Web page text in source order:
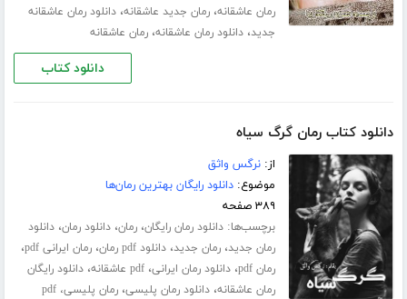
رمان عاشقانه،رمان جدید عاشقانه،دانلود رمان عاشقانه
جدید،دانلود رمان عاشقانه،رمان عاشقانه
دانلود کتاب
دانلود کتاب رمان گرگ سیاه
از:نرگس واثق
موضوع:دانلود رایگان بهترین رمان‌ها
۳۸۹ صفحه
برچسب‌ها:دانلود رمان رایگان،رمان،دانلود رمان،دانلود
رمان جدید،رمان جدید،دانلود pdf رمان ،رمان ایرانی pdf ،
رمان pdf ،دانلود رمان ایرانی،pdf عاشقانه ،دانلود رایگان
رمان عاشقانه،دانلود رمان پلیسی،
رمان پلیسی، pdf